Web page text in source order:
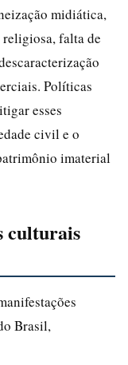
midiática,
falta de
Políticas
esses
civil e o
imaterial
culturais
Brasil,